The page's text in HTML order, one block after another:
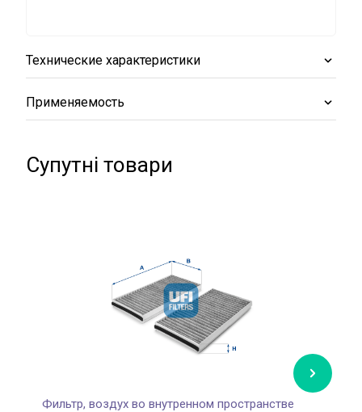
Технические характеристики
Применяемость
Супутні товари
Фильтр, воздух во внутренном пространстве